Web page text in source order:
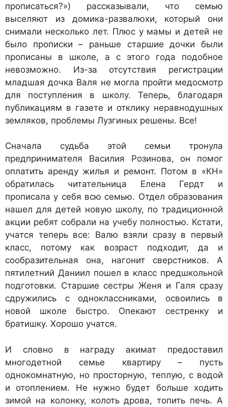
прописаться?») рассказывали, что семью
выселяют из домика-развалюхи, который они
снимали несколько лет. Плюс у мамы и детей не
было прописки – раньше старшие дочки были
прописаны в школе, а с этого года подобное
невозможно. Из-за отсутствия регистрации
младшая дочка Валя не могла пройти медосмотр
для поступления в школу. Теперь, благодаря
публикациям в газете и отклику неравнодушных
земляков, проблемы Лузгиных решены. Все!
Сначала судьба этой семьи тронула
предпринимателя Василия Розинова, он помог
оплатить аренду жилья и ремонт. Потом в «КН»
обратилась читательница Елена Гердт и
прописала у себя всю семью. Отдел образования
нашел для детей новую школу, по традиционной
акции ребят собрали на учебу полностью. Кстати,
учатся теперь все: Валю взяли сразу в первый
класс, потому как возраст подходит, да и
сообразительная она, нагонит сверстников. А
пятилетний Даниил пошел в класс предшкольной
подготовки. Старшие сестры Женя и Галя сразу
сдружились с одноклассниками, освоились в
новой школе быстро. Опекают сестренку и
братишку. Хорошо учатся.
И словно в награду акимат предоставил
многодетной семье квартиру – пусть
однокомнатную, но просторную, теплую, с водой
и отоплением. Не нужно будет больше ходить
зимой на колонку, колоть дрова, топить печь. А